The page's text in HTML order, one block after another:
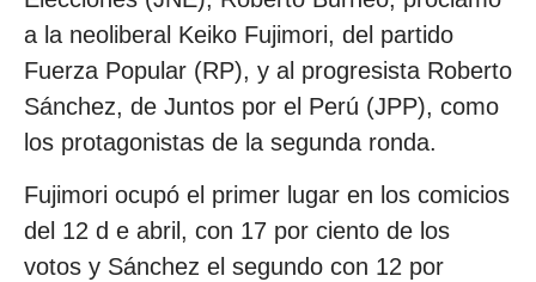
a la neoliberal Keiko Fujimori, del partido
Fuerza Popular (RP), y al progresista Roberto
Sánchez, de Juntos por el Perú (JPP), como
los protagonistas de la segunda ronda.
Fujimori ocupó el primer lugar en los comicios
del 12 d e abril, con 17 por ciento de los
votos y Sánchez el segundo con 12 por